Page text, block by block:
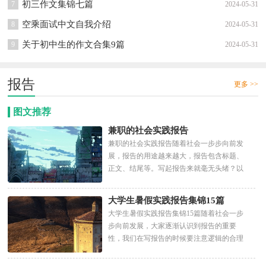
7 初三作文集锦七篇 2024-05-31
8 空乘面试中文自我介绍 2024-05-31
9 关于初中生的作文合集9篇 2024-05-31
报告 更多 >>
图文推荐
兼职的社会实践报告
兼职的社会实践报告随着社会一步步向前发
展，报告的用途越来越大，报告包含标题、
正文、结尾等。写起报告来就毫无头绪？以
大学生暑假实践报告集锦15篇
大学生暑假实践报告集锦15篇随着社会一步
步向前发展，大家逐渐认识到报告的重要
性，我们在写报告的时候要注意逻辑的合理